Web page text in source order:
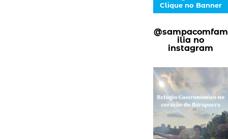
Clique no Banner
@sampacomfam
ilia no
instagram